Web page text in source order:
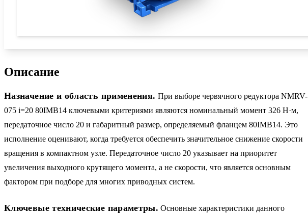
Описание
Назначение и область применения. При выборе червячного редуктора NMRV-
075 i=20 80IMB14 ключевыми критериями являются номинальный момент 326 Н·м,
передаточное число 20 и габаритный размер, определяемый фланцем 80IMB14. Это
исполнение оценивают, когда требуется обеспечить значительное снижение скорости
вращения в компактном узле. Передаточное число 20 указывает на приоритет
увеличения выходного крутящего момента, а не скорости, что является основным
фактором при подборе для многих приводных систем.
Ключевые технические параметры. Основные характеристики данного